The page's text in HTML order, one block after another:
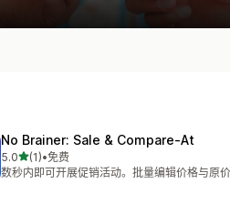
No Brainer: Sale & Compare‑At
5.0星（满分 5 星）
(1)
总共 1 条评论
•免费
数秒内即可开展促销活动。批量编辑价格与原价